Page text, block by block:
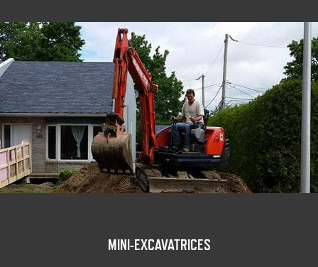
MINI-EXCAVATRICES